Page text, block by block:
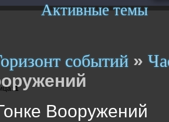
Активные темы
событий »
Вооружений
1